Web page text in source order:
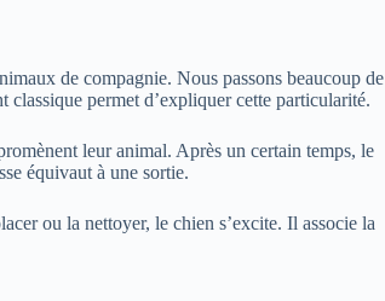
de compagnie. Nous passons beaucoup de
permet d’expliquer cette particularité.
leur animal. Après un certain temps, le
équivaut à une sortie.
ou la nettoyer, le chien s’excite. Il associe la